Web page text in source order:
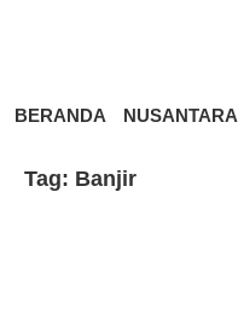
BERANDA NUSANTARA
Tag: Banjir